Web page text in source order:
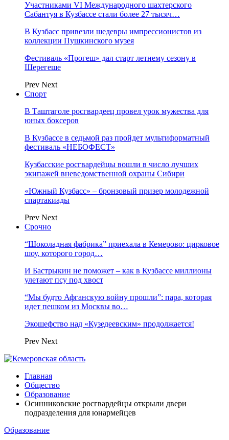
Участниками VI Международного шахтерского
Сабантуя в Кузбассе стали более 27 тысяч…
В Кузбасс привезли шедевры импрессионистов из
коллекции Пушкинского музея
Фестиваль «Прогеш» дал старт летнему сезону в
Шерегеше
Prev Next
Спорт
В Таштаголе росгвардеец провел урок мужества для
юных боксеров
В Кузбассе в седьмой раз пройдет мультиформатный
фестиваль «НЕБОФЕСТ»
Кузбасские росгвардейцы вошли в число лучших
экипажей вневедомственной охраны Сибири
«Южный Кузбасс» – бронзовый призер молодежной
спартакиады
Prev Next
Срочно
“Шоколадная фабрика” приехала в Кемерово: цирковое
шоу, которого город…
И Бастрыкин не поможет – как в Кузбассе миллионы
улетают псу под хвост
“Мы будто Афганскую войну прошли”: пара, которая
идет пешком из Москвы во…
Экошефство над «Кузедеевским» продолжается!
Prev Next
Главная
Общество
Образование
Осинниковские росгвардейцы открыли двери
подразделения для юнармейцев
Образование